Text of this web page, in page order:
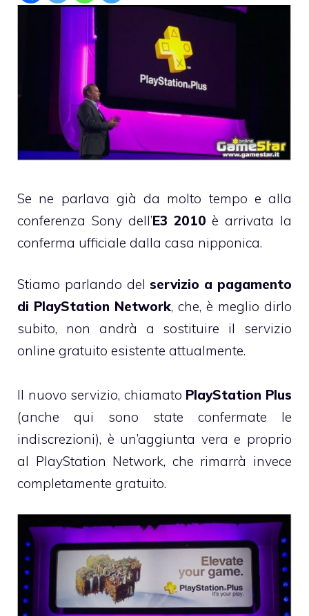
Se ne parlava già da molto tempo e alla
conferenza Sony dell’E3 2010 è arrivata la
conferma ufficiale dalla casa nipponica.
Stiamo parlando delservizio a pagamento
di PlayStation Network, che, è meglio dirlo
subito, non andrà a sostituire il servizio
online gratuito esistente attualmente.
Il nuovo servizio, chiamato PlayStation Plus
(anche qui sono state confermate le
indiscrezioni), è un’aggiunta vera e proprio
al PlayStation Network, che rimarrà invece
completamente gratuito.